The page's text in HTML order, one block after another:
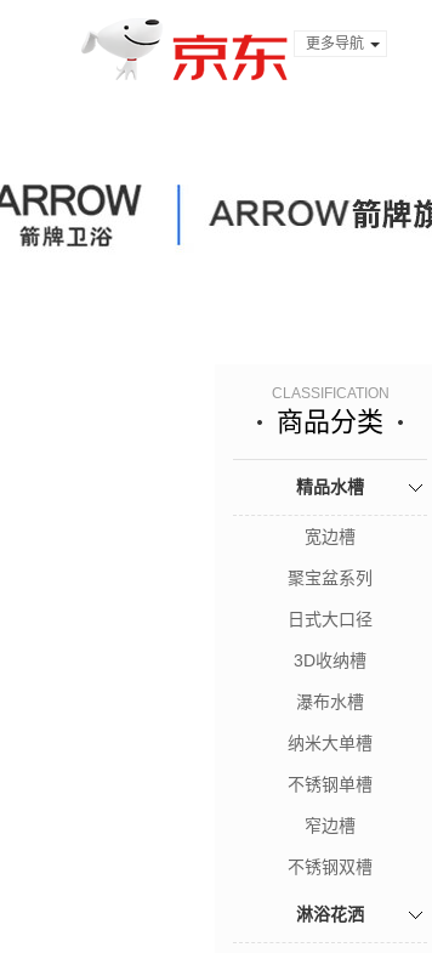
更多导航
CLASSIFICATION
商品分类
精品水槽
宽边槽
聚宝盆系列
日式大口径
3D收纳槽
瀑布水槽
纳米大单槽
不锈钢单槽
窄边槽
不锈钢双槽
淋浴花洒